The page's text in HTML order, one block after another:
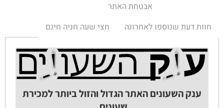
אבטחת האתר
חוות דעת שנוספו לאחרונה
חצי שעה חניה חינם
ענק השעונים האתר הגדול והזול ביותר למכירת